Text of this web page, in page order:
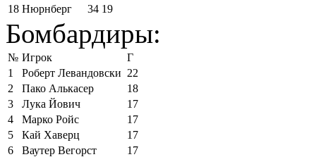
18 Нюрнберг 34 19
Бомбардиры:
№ Игрок
Г
1
Роберт Левандовски 22
2
Пако Алькасер
18
3
Лука Йович
17
4
Марко Ройс
17
5
Кай Хаверц
17
6
Ваутер Вегорст
17